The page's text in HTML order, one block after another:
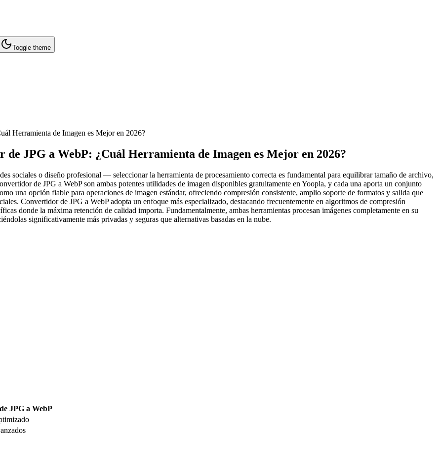
Toggle theme
Herramienta de Imagen es Mejor en 2026?
JPG a WebP: ¿Cuál Herramienta de Imagen es Mejor en 2026?
sociales o diseño profesional — seleccionar la herramienta de procesamiento correcta es fundamental para equilibrar tamaño de archivo,
de JPG a WebP son ambas potentes utilidades de imagen disponibles gratuitamente en Yoopla, y cada una aporta un conjunto
una opción fiable para operaciones de imagen estándar, ofreciendo compresión consistente, amplio soporte de formatos y salida que
Convertidor de JPG a WebP adopta un enfoque más especializado, destacando frecuentemente en algoritmos de compresión
donde la máxima retención de calidad importa. Fundamentalmente, ambas herramientas procesan imágenes completamente en su
significativamente más privadas y seguras que alternativas basadas en la nube.
JPG a WebP